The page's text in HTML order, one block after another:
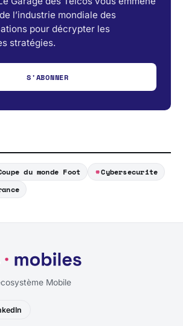
l’industrie mondiale des
pour décrypter les
stratégies.
S'ABONNER
du monde Foot
Cybersecurite
Mobile